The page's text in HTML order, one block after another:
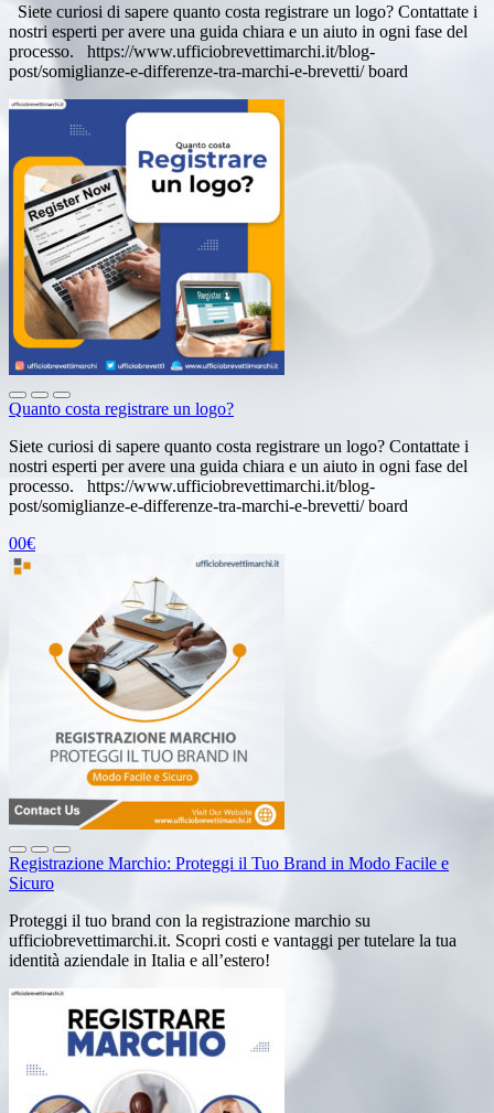
Siete curiosi di sapere quanto costa registrare un logo? Contattate i
nostri esperti per avere una guida chiara e un aiuto in ogni fase del
processo. https://www.ufficiobrevettimarchi.it/blog-
post/somiglianze-e-differenze-tra-marchi-e-brevetti/ board
Quanto costa registrare un logo?
Siete curiosi di sapere quanto costa registrare un logo? Contattate i
nostri esperti per avere una guida chiara e un aiuto in ogni fase del
processo. https://www.ufficiobrevettimarchi.it/blog-
post/somiglianze-e-differenze-tra-marchi-e-brevetti/ board
00€
Registrazione Marchio: Proteggi il Tuo Brand in Modo Facile e
Sicuro
Proteggi il tuo brand con la registrazione marchio su
ufficiobrevettimarchi.it. Scopri costi e vantaggi per tutelare la tua
identità aziendale in Italia e all’estero!